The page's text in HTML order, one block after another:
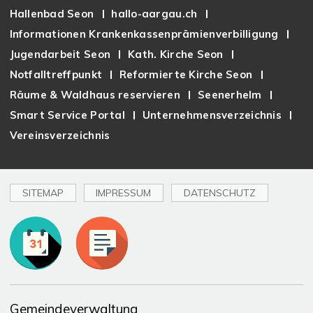
Hallenbad Seon
hallo-aargau.ch
Informationen Krankenkassenprämienverbilligung
Jugendarbeit Seon
Kath. Kirche Seon
Notfalltreffpunkt
Reformierte Kirche Seon
Räume & Waldhaus reservieren
Seenerhelm
Smart Service Portal
Unternehmensverzeichnis
Vereinsverzeichnis
SITEMAP IMPRESSUM DATENSCHUTZ
Toplinks
Gemeindeverwaltung